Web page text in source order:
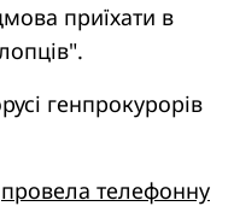
приїхати в
генпрокурорів
провела телефонну